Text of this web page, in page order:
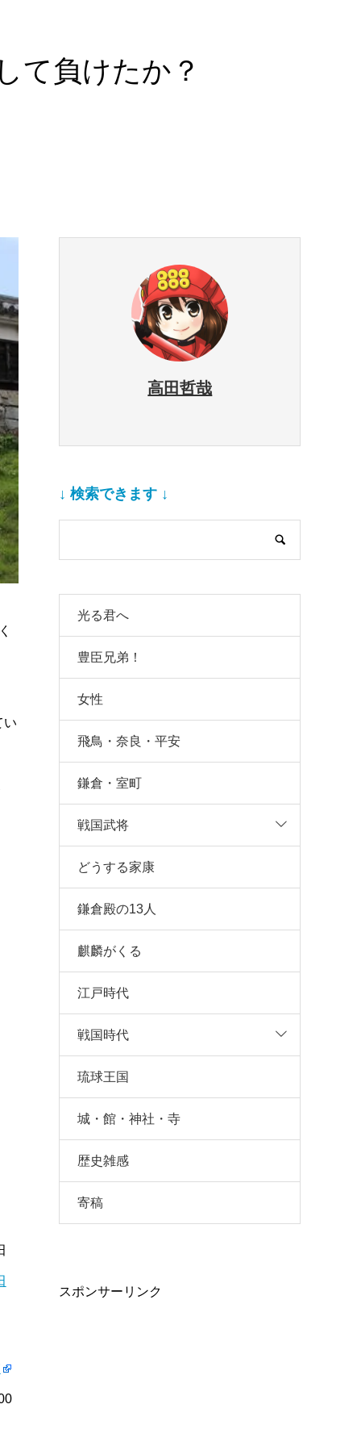
て負けたか？
い
高田哲哉
↓ 検索できます ↓
光る君へ
豊臣兄弟！
女性
飛鳥・奈良・平安
鎌倉・室町
戦国武将
どうする家康
鎌倉殿の13人
麒麟がくる
江戸時代
戦国時代
琉球王国
城・館・神社・寺
歴史雑感
寄稿
スポンサーリンク